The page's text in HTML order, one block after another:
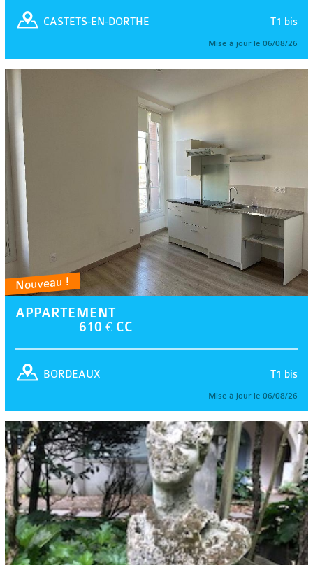
T1 bis
CASTETS-EN-DORTHE
Mise à jour le 06/08/26
Nouveau !
APPARTEMENT
610 € CC
T1 bis
BORDEAUX
Mise à jour le 06/08/26